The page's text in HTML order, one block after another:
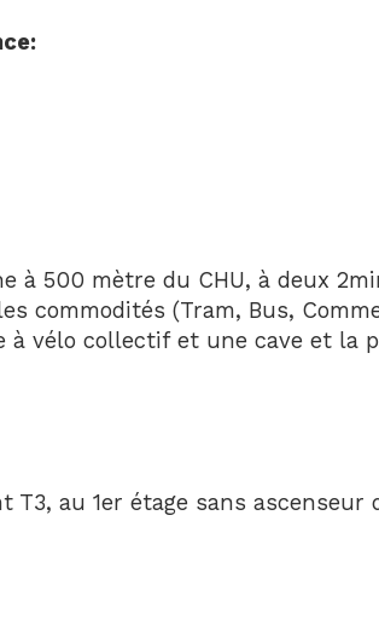
à 500 mètre du CHU, à deux
commodités (Tram, Bus,
vélo collectif et une cave et la
T3, au 1er étage sans